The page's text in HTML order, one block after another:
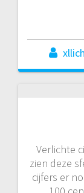
Verlichte
zien deze
cijfers er